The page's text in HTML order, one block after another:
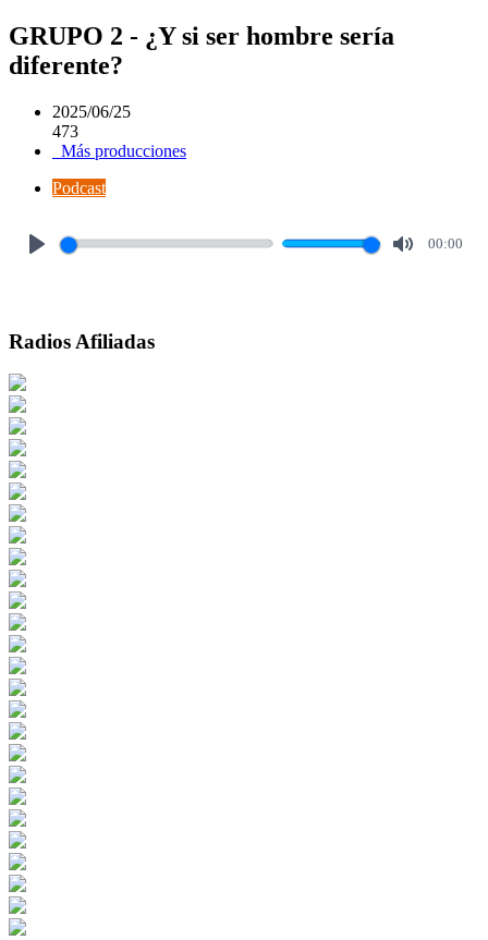
GRUPO 2 - ¿Y si ser hombre sería
diferente?
2025/06/25
473
Más producciones
Podcast
00:00
Radios Afiliadas